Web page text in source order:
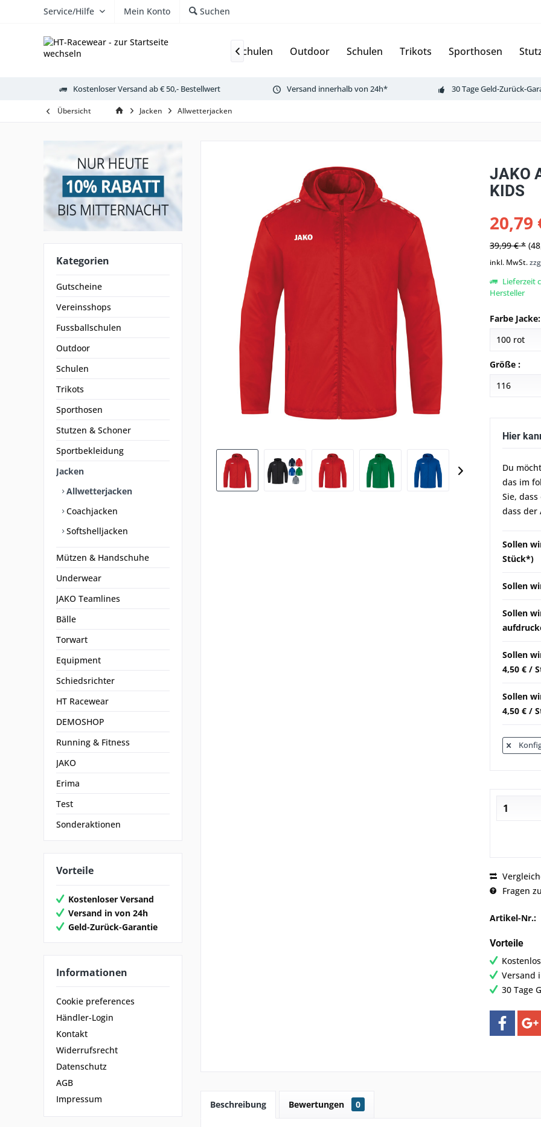
Service/Hilfe Mein Konto Suchen
Gutscheine Fussballschulen Outdoor Schulen Trikots Sporthosen

Kostenloser Versand ab € 50,- Bestellwert Versand innerhalb von 24h* 30 Tage Geld-Zurück-
Übersicht Jacken Allwetterjacken
Kategorien
Gutscheine
Vereinsshops
Fussballschulen
Outdoor
Schulen
Trikots
Sporthosen
Stutzen & Schoner
Sportbekleidung
Jacken
Allwetterjacken
Coachjacken
Softshelljacken
Mützen & Handschuhe
Underwear
JAKO Teamlines
Bälle
Torwart
Equipment
Schiedsrichter
HT Racewear
DEMOSHOP
Running & Fitness
JAKO
Erima
Test
Sonderaktionen
Vorteile
Kostenloser Versand
Versand in von 24h
Geld-Zurück-Garantie
Informationen
Cookie preferences
Händler-Login
Kontakt
Widerrufsrecht
Datenschutz
AGB
Impressum
JAKO
KIDS
20,79
39,99 € *
inkl. MwSt.
Lieferzeit
Hersteller
Farbe Jacke:
Größe :
Hier
Du
das im
Sie,
dass der
Sollen
Stück*)
Sollen
Sollen
Sollen
4,50 € /
Sollen
4,50 € /
Fragen
Artikel-Nr.:
Vorteile
Versand
30 Tage
Beschreibung Bewertungen 0